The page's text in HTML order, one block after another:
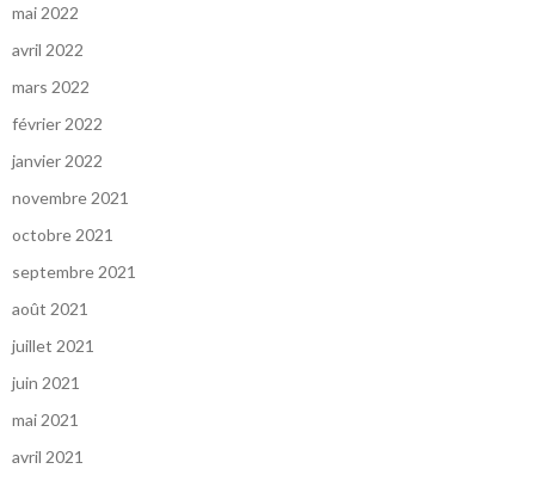
mai 2022
avril 2022
mars 2022
février 2022
janvier 2022
novembre 2021
octobre 2021
septembre 2021
août 2021
juillet 2021
juin 2021
mai 2021
avril 2021